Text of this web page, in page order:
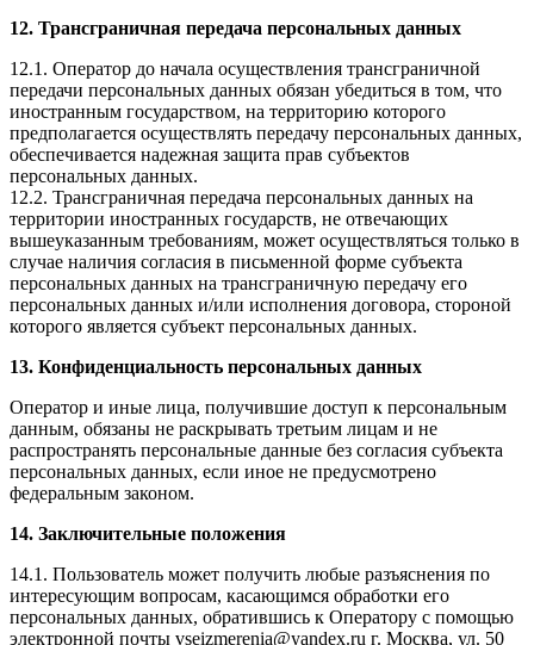
12. Трансграничная передача персональных данных
12.1. Оператор до начала осуществления трансграничной
передачи персональных данных обязан убедиться в том, что
иностранным государством, на территорию которого
предполагается осуществлять передачу персональных данных,
обеспечивается надежная защита прав субъектов
персональных данных.
12.2. Трансграничная передача персональных данных на
территории иностранных государств, не отвечающих
вышеуказанным требованиям, может осуществляться только в
случае наличия согласия в письменной форме субъекта
персональных данных на трансграничную передачу его
персональных данных и/или исполнения договора, стороной
которого является субъект персональных данных.
13. Конфиденциальность персональных данных
Оператор и иные лица, получившие доступ к персональным
данным, обязаны не раскрывать третьим лицам и не
распространять персональные данные без согласия субъекта
персональных данных, если иное не предусмотрено
федеральным законом.
14. Заключительные положения
14.1. Пользователь может получить любые разъяснения по
интересующим вопросам, касающимся обработки его
персональных данных, обратившись к Оператору с помощью
электронной почты vseizmerenia@yandex.ru г. Москва, ул. 50